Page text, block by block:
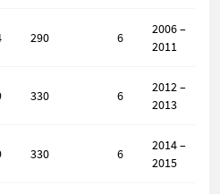
290 6
2006 –
2011
330 6
2012 –
2013
330 6
2014 –
2015